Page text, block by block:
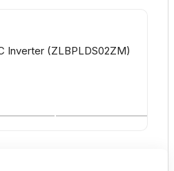
Inverter (ZLBPLDS02ZM)